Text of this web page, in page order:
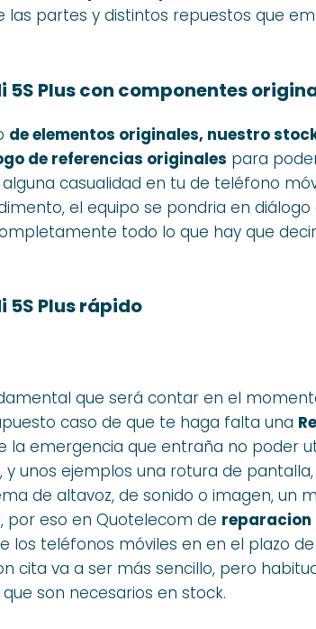
partes y distintos repuestos que
Plus con componentes
de elementos originales, nuestro
de referencias originales para
casualidad en tu de teléfono
el equipo se pondria en diálogo
todo lo que hay que
5S Plus rápido
que será contar en el
caso de que te haga falta una
la emergencia que entraña no poder
unos ejemplos una rotura de
de altavoz, de sonido o imagen, un
por eso en Quotelecom de reparacion
teléfonos móviles en en el plazo de
cita va a ser más sencillo, pero
son necesarios en stock.